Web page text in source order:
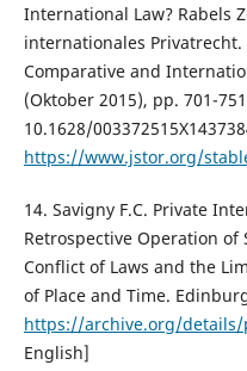
International Law? Rabels
internationales Privatrecht.
Comparative and
(Oktober 2015), pp. 701-
10.1628/
https://www.jstor.org/
14. Savigny F.C. Private
Retrospective Operation of
Conflict of Laws and the
of Place and Time.
https://archive.org/
English]